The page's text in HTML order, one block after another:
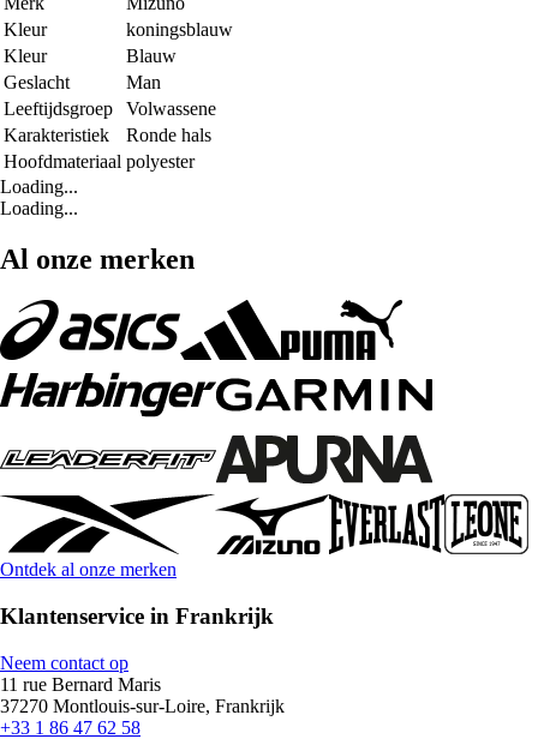
Kleur
koningsblauw
Kleur
Blauw
Geslacht
Man
Leeftijdsgroep
Volwassene
Karakteristiek
Ronde hals
Hoofdmateriaal polyester
Loading...
Loading...
Al onze merken
Ontdek al onze merken
Klantenservice in Frankrijk
Neem contact op
11 rue Bernard Maris
37270 Montlouis-sur-Loire, Frankrijk
+33 1 86 47 62 58